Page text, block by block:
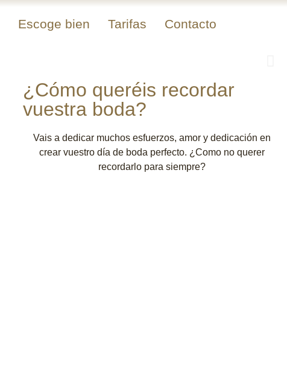
Escoge bien Tarifas Contacto
¿Cómo queréis recordar
vuestra boda?
Vais a dedicar muchos esfuerzos, amor y dedicación en
crear vuestro día de boda perfecto. ¿Como no querer
recordarlo para siempre?